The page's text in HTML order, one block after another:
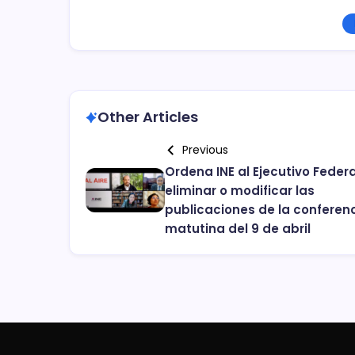
Other Articles
Previous
Ordena INE al Ejecutivo
eliminar o modificar las
publicaciones de la
matutina del 9 de abril